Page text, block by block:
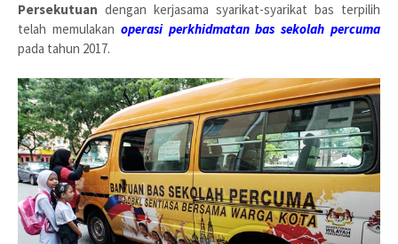
Persekutuan dengan kerjasama syarikat-syarikat bas terpilih
telah memulakan operasi perkhidmatan bas sekolah percuma
pada tahun 2017.